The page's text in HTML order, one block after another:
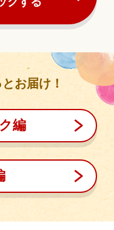
お届け！
編